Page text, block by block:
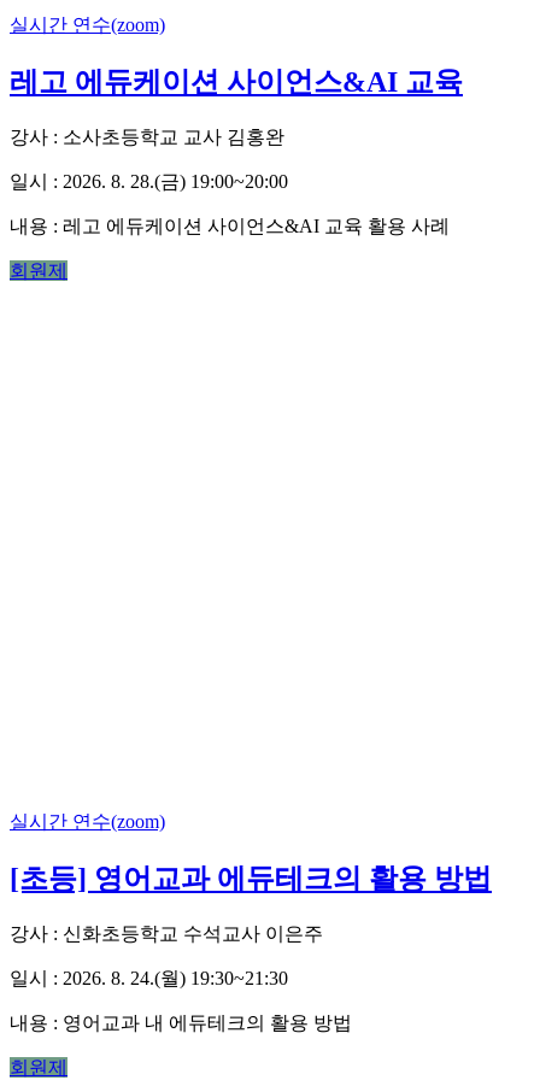
실시간 연수(zoom)
레고 에듀케이션 사이언스&AI 교육
강사 : 소사초등학교 교사 김홍완
일시 : 2026. 8. 28.(금) 19:00~20:00
내용 : 레고 에듀케이션 사이언스&AI 교육 활용 사례
회원제
실시간 연수(zoom)
[초등] 영어교과 에듀테크의 활용 방법
강사 : 신화초등학교 수석교사 이은주
일시 : 2026. 8. 24.(월) 19:30~21:30
내용 : 영어교과 내 에듀테크의 활용 방법
회원제